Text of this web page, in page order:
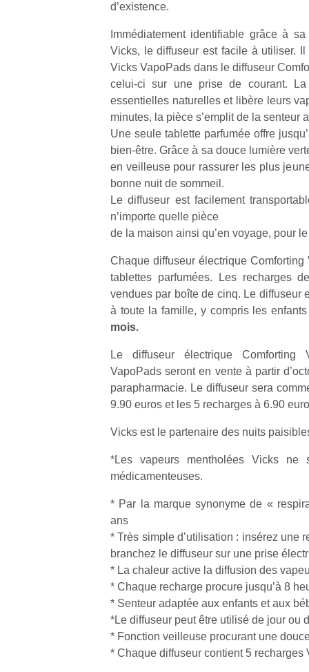
d’existence.
Immédiatement identifiable grâce à
Vicks, le diffuseur est facile à utiliser. Il
Vicks VapoPads dans le diffuseur
celui-ci sur une prise de courant.
essentielles naturelles et libère leurs
minutes, la pièce s’emplit de la senteur
Une seule tablette parfumée offre
bien-être. Grâce à sa douce lumière
en veilleuse pour rassurer les plus
bonne nuit de sommeil.
Le diffuseur est facilement
n’importe quelle pièce
de la maison ainsi qu’en voyage, pour
Chaque diffuseur électrique
tablettes parfumées. Les recharges
vendues par boîte de cinq. Le diffuseur
à toute la famille, y compris les
mois.
Le diffuseur électrique Comforting
VapoPads seront en vente à partir
parapharmacie. Le diffuseur sera
9.90 euros et les 5 recharges à 6.90
Vicks est le partenaire des nuits
*Les vapeurs mentholées Vicks ne
médicamenteuses.
* Par la marque synonyme de «
ans
* Très simple d’utilisation : insérez une
branchez le diffuseur sur une prise
* La chaleur active la diffusion des
* Chaque recharge procure jusqu’à 8
* Senteur adaptée aux enfants et aux
*Le diffuseur peut être utilisé de jour ou
* Fonction veilleuse procurant une
* Chaque diffuseur contient 5 recharges
à
…
NextGen,
Des
trampolines
pour les